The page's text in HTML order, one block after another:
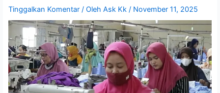
Tinggalkan Komentar / Oleh Ask Kk / November 11, 2025